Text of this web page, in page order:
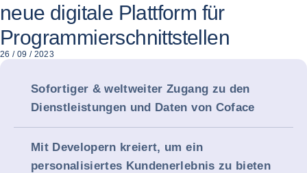
neue digitale Plattform für
Programmierschnittstellen
26 / 09 / 2023
Sofortiger & weltweiter Zugang zu den
Dienstleistungen und Daten von Coface
Mit Developern kreiert, um ein
personalisiertes Kundenerlebnis zu bieten